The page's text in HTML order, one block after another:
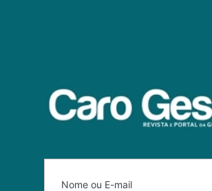
Nome ou E-mail